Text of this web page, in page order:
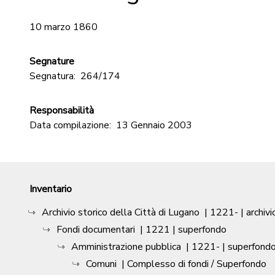
10 marzo 1860
Segnature
Segnatura: 264/174
Responsabilità
Data compilazione: 13 Gennaio 2003
Inventario
Archivio storico della Città di Lugano | 1221- |
Fondi documentari | 1221 | superfondo
Amministrazione pubblica | 1221- |
Comuni | Complesso di fondi / Superfondo